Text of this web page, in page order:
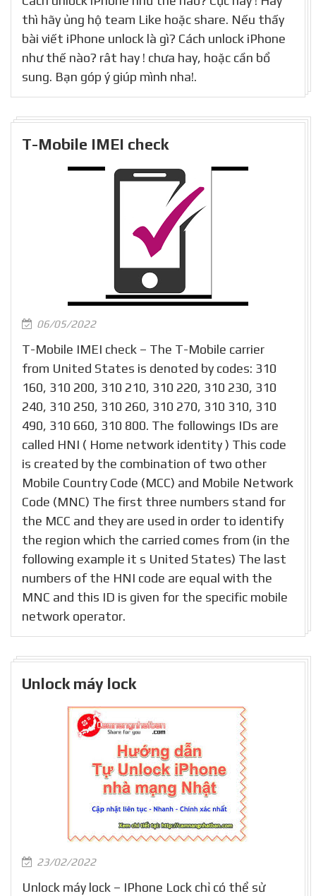
thì hãy ủng hộ team Like hoặc share. Nếu thấy
bài viết iPhone unlock là gì? Cách unlock iPhone
như thế nào? rât hay ! chưa hay, hoặc cần bổ
sung. Bạn góp ý giúp mình nha!.
T-Mobile IMEI check
06/05/2022
T-Mobile IMEI check – The T-Mobile carrier
from United States is denoted by codes: 310
160, 310 200, 310 210, 310 220, 310 230, 310
240, 310 250, 310 260, 310 270, 310 310, 310
490, 310 660, 310 800. The followings IDs are
called HNI ( Home network identity ) This code
is created by the combination of two other
Mobile Country Code (MCC) and Mobile Network
Code (MNC) The first three numbers stand for
the MCC and they are used in order to identify
the region which the carried comes from (in the
following example it s United States) The last
numbers of the HNI code are equal with the
MNC and this ID is given for the specific mobile
network operator.
Unlock máy lock
23/02/2022
Unlock máy lock – IPhone Lock chỉ có thể sử